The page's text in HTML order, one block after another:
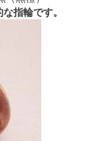
指輪です。